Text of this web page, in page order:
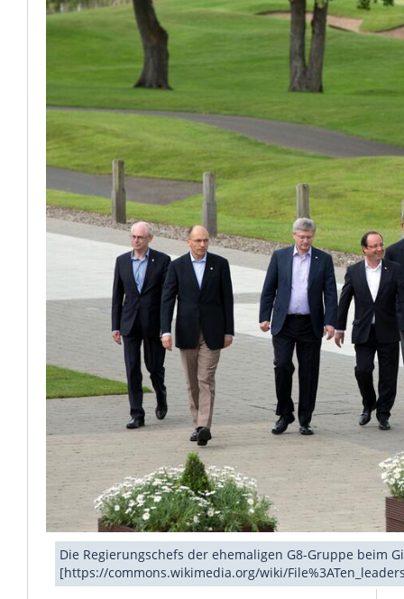
Die Regierungschefs der ehemaligen G8-Gruppe beim
[https://commons.wikimedia.org/wiki/